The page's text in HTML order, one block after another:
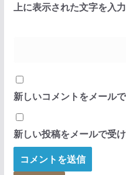
上に表示された文字を入力
新しいコメントをメール
新しい投稿をメールで受